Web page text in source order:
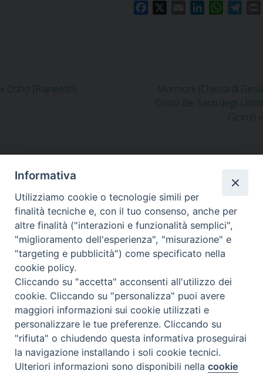
I
n
W
p
p
a
m
« Osho (Rajneesh)
Mormoni (Chiesa di Gesù
Cristo dei Santi degli Ultimi
Giorni) »
LA SEDE NAZIONALE DEL
GRIS è in Via del Monte 5 -
40126 Bologna, Italia
Tel: +39 051 260011
Cel: +39 3443421174 (dal lun al ven ore 9-13)
Fax: +39 051 224618
Email:info@gris.org
PEC:gris@pec.chiesacattolica.it
Preferenze Cookie
Informativa
Utilizziamo cookie o tecnologie simili per
finalità tecniche e, con il tuo consenso, anche per
altre finalità ("interazioni e funzionalità semplici",
"miglioramento dell'esperienza", "misurazione" e
"targeting e pubblicità") come specificato nella
cookie policy.
Cliccando su "accetta" acconsenti all'utilizzo dei
cookie. Cliccando su "personalizza" puoi avere
maggiori informazioni sui cookie utilizzati e
personalizzare le tue preferenze. Cliccando su
"rifiuta" o chiudendo questa informativa proseguirai
la navigazione installando i soli cookie tecnici.
Ulteriori informazioni sono disponibili nellacookie